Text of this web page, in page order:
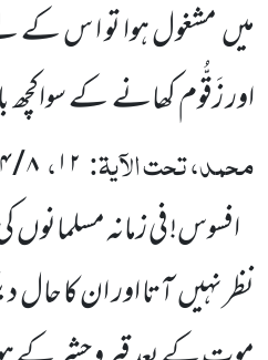
میں مشغول ہوا تو ا س کے
اور زَقُّوم کھانے کے سواکچھ
محمد، تحت الآیۃ: ۱۲،۸ / ۵۰۴
افسوس! فی زمانہ
نظر نہیں آتا اور ان کا حال